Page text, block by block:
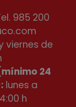
985 200
viernes de
24
lunes a
h